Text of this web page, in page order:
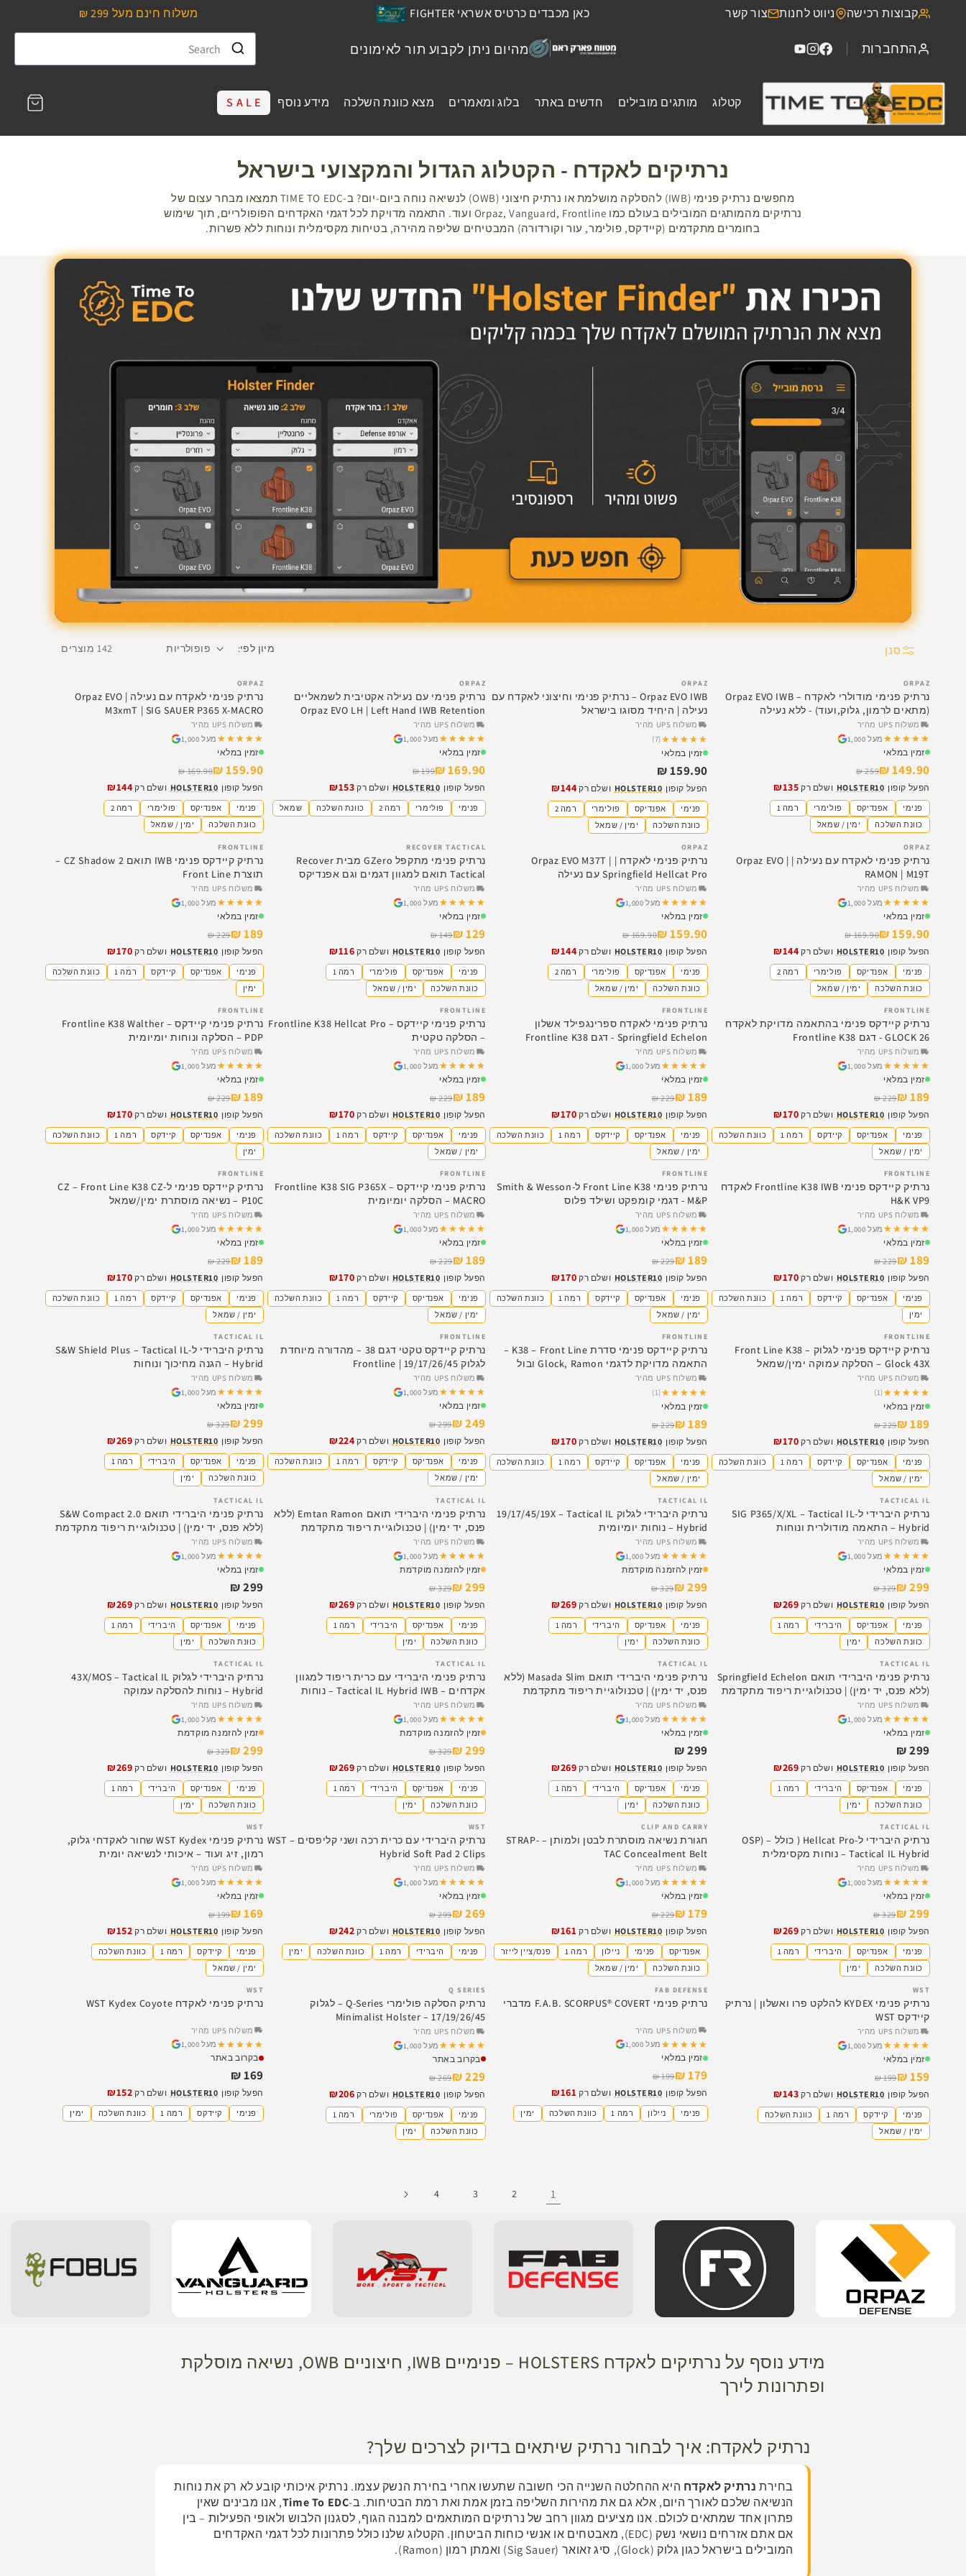
כאן מכבדים כרטיס אשראי FIGHTER משלוח חינם מעל 299 ₪ קבוצות רכישה ניווט לחנות צור קשר
התחברות מהיום ניתן לקבוע תור לאימונים
משלוח UPS עד 48 שעות
דילוג
לתוכן
קטלוג מותגים מובילים חדשים באתר בלוג ומאמרים מצא כוונת השלכה מידע נוסף S A L E
עגלת
קניות
נרתיקים לאקדח - הקטלוג הגדול והמקצועי בישראל
מחפשים נרתיק פנימי (IWB) להסלקה מושלמת או נרתיק חיצוני (OWB) לנשיאה נוחה ביום-יום? ב-TIME TO EDC תמצאו מבחר עצום של
נרתיקים מהמותגים המובילים בעולם כמו Orpaz, Vanguard, Frontline ועוד. התאמה מדויקת לכל דגמי האקדחים הפופולריים, תוך שימוש
בחומרים מתקדמים (קיידקס, פולימר, עור וקורדורה) המבטיחים שליפה מהירה, בטיחות מקסימלית ונוחות ללא פשרות.
סנן מיון לפי: 142 מוצרים
SALE
ORPAZ
נרתיק פנימי מודולרי לאקדח – Orpaz EVO IWB
(מתאים לרמון, גלוק,ועוד) - ללא נעילה
משלוח UPS מהיר
★★★★★
★★★★★ מעל 1,000
זמין במלאי
149.90 ₪
259 ₪
הפעל קופון HOLSTER10 ושלם רק ₪135
פנימי אפנדיקס פולימרי
רמה 1
כוונת השלכה
ימין / שמאל
ORPAZ
Orpaz EVO IWB – נרתיק פנימי וחיצוני לאקדח עם
נעילה | היחיד מסוגו בישראל
משלוח UPS מהיר
★★★★★
★★★★★
(7)
זמין במלאי
159.90 ₪
הפעל קופון HOLSTER10 ושלם רק ₪144
פנימי אפנדיקס פולימרי
רמה 2
כוונת השלכה
ימין / שמאל
SALE
ORPAZ
נרתיק פנימי עם נעילה אקטיבית לשמאליים
Orpaz EVO LH | Left Hand IWB Retention
משלוח UPS מהיר
★★★★★
★★★★★ מעל 1,000
זמין במלאי
169.90 ₪
199 ₪
הפעל קופון HOLSTER10 ושלם רק ₪153
פנימי פולימרי רמה 2 כוונת השלכה שמאל
SALE
ORPAZ
נרתיק פנימי לאקדח עם נעילה | Orpaz EVO
M3xmT | SIG SAUER P365 X-MACRO
משלוח UPS מהיר
★★★★★
★★★★★ מעל 1,000
זמין במלאי
159.90 ₪
169.90 ₪
הפעל קופון HOLSTER10 ושלם רק ₪144
פנימי אפנדיקס פולימרי
רמה 2
כוונת השלכה
ימין / שמאל
SALE
ORPAZ
נרתיק פנימי לאקדח עם נעילה | Orpaz EVO |
RAMON | M19T
משלוח UPS מהיר
★★★★★
★★★★★ מעל 1,000
זמין במלאי
159.90 ₪
169.90 ₪
הפעל קופון HOLSTER10 ושלם רק ₪144
פנימי אפנדיקס פולימרי
רמה 2
כוונת השלכה
ימין / שמאל
SALE
ORPAZ
נרתיק פנימי לאקדח | Orpaz EVO M37T |
Springfield Hellcat Pro עם נעילה
משלוח UPS מהיר
★★★★★
★★★★★ מעל 1,000
זמין במלאי
159.90 ₪
169.90 ₪
הפעל קופון HOLSTER10 ושלם רק ₪144
פנימי אפנדיקס פולימרי
רמה 2
כוונת השלכה
ימין / שמאל
SALE
RECOVER TACTICAL
נרתיק פנימי מתקפל GZero מבית Recover
Tactical תואם למגוון דגמים וגם אפנדיקס
משלוח UPS מהיר
★★★★★
★★★★★ מעל 1,000
זמין במלאי
129 ₪
149 ₪
הפעל קופון HOLSTER10 ושלם רק ₪116
פנימי אפנדיקס פולימרי
רמה 1
כוונת השלכה
ימין / שמאל
SALE
FRONTLINE
נרתיק קיידקס פנימי IWB תואם CZ Shadow 2 –
תוצרת Front Line
משלוח UPS מהיר
★★★★★
★★★★★ מעל 1,000
זמין במלאי
189 ₪
229 ₪
הפעל קופון HOLSTER10 ושלם רק ₪170
פנימי אפנדיקס קיידקס רמה 1
כוונת השלכה
ימין
SALE
FRONTLINE
נרתיק קיידקס פנימי בהתאמה מדויקת לאקדח
GLOCK 26 - דגם Frontline K38
משלוח UPS מהיר
★★★★★
★★★★★ מעל 1,000
זמין במלאי
189 ₪
229 ₪
הפעל קופון HOLSTER10 ושלם רק ₪170
פנימי אפנדיקס קיידקס רמה 1
כוונת השלכה
ימין / שמאל
SALE
FRONTLINE
נרתיק פנימי לאקדח ספרינגפילד אשלון
Springfield Echelon - דגם Frontline K38
משלוח UPS מהיר
★★★★★
★★★★★ מעל 1,000
זמין במלאי
189 ₪
229 ₪
הפעל קופון HOLSTER10 ושלם רק ₪170
פנימי אפנדיקס קיידקס רמה 1
כוונת השלכה
ימין / שמאל
SALE
FRONTLINE
נרתיק פנימי קיידקס – Frontline K38 Hellcat Pro
– הסלקה טקטית
משלוח UPS מהיר
★★★★★
★★★★★ מעל 1,000
זמין במלאי
189 ₪
229 ₪
הפעל קופון HOLSTER10 ושלם רק ₪170
פנימי אפנדיקס קיידקס רמה 1
כוונת השלכה
ימין / שמאל
SALE
FRONTLINE
נרתיק פנימי קיידקס – Frontline K38 Walther
PDP – הסלקה ונוחות יומיומית
משלוח UPS מהיר
★★★★★
★★★★★ מעל 1,000
זמין במלאי
189 ₪
229 ₪
הפעל קופון HOLSTER10 ושלם רק ₪170
פנימי אפנדיקס קיידקס רמה 1
כוונת השלכה
ימין
SALE
FRONTLINE
נרתיק קיידקס פנימי Frontline K38 IWB לאקדח
H&K VP9
משלוח UPS מהיר
★★★★★
★★★★★ מעל 1,000
זמין במלאי
189 ₪
229 ₪
הפעל קופון HOLSTER10 ושלם רק ₪170
פנימי אפנדיקס קיידקס רמה 1
כוונת השלכה
ימין
SALE
FRONTLINE
נרתיק פנימי Front Line K38 ל-Smith & Wesson
M&P - דגמי קומפקט ושילד פלוס
משלוח UPS מהיר
★★★★★
★★★★★ מעל 1,000
זמין במלאי
189 ₪
229 ₪
הפעל קופון HOLSTER10 ושלם רק ₪170
פנימי אפנדיקס קיידקס רמה 1
כוונת השלכה
ימין / שמאל
SALE
FRONTLINE
נרתיק פנימי קיידקס – Frontline K38 SIG P365X
MACRO – הסלקה יומיומית
משלוח UPS מהיר
★★★★★
★★★★★ מעל 1,000
זמין במלאי
189 ₪
229 ₪
הפעל קופון HOLSTER10 ושלם רק ₪170
פנימי אפנדיקס קיידקס רמה 1
כוונת השלכה
ימין / שמאל
SALE
FRONTLINE
נרתיק קיידקס פנימי ל-CZ – Front Line K38 CZ
P10C – נשיאה מוסתרת ימין/שמאל
משלוח UPS מהיר
★★★★★
★★★★★ מעל 1,000
זמין במלאי
189 ₪
229 ₪
הפעל קופון HOLSTER10 ושלם רק ₪170
פנימי אפנדיקס קיידקס רמה 1
כוונת השלכה
ימין / שמאל
SALE
FRONTLINE
נרתיק קיידקס פנימי לגלוק – Front Line K38
Glock 43X – הסלקה עמוקה ימין/שמאל
משלוח UPS מהיר
★★★★★
★★★★★
(1)
זמין במלאי
189 ₪
229 ₪
הפעל קופון HOLSTER10 ושלם רק ₪170
פנימי אפנדיקס קיידקס רמה 1
כוונת השלכה
ימין / שמאל
SALE
FRONTLINE
נרתיק קיידקס פנימי סדרת K38 – Front Line –
התאמה מדויקת לדגמי Glock, Ramon ובול
משלוח UPS מהיר
★★★★★
★★★★★
(1)
זמין במלאי
189 ₪
229 ₪
הפעל קופון HOLSTER10 ושלם רק ₪170
פנימי אפנדיקס קיידקס רמה 1
כוונת השלכה
ימין / שמאל
SALE
FRONTLINE
נרתיק קיידקס טקטי דגם 38 – מהדורה מיוחדת
לגלוק 19/17/26/45 | Frontline
משלוח UPS מהיר
★★★★★
★★★★★ מעל 1,000
זמין במלאי
249 ₪
299 ₪
הפעל קופון HOLSTER10 ושלם רק ₪224
פנימי אפנדיקס קיידקס רמה 1
כוונת השלכה
ימין / שמאל
SALE
TACTICAL IL
נרתיק היברידי ל-S&W Shield Plus – Tactical IL
Hybrid – הגנה מחיכוך ונוחות
משלוח UPS מהיר
★★★★★
★★★★★ מעל 1,000
זמין במלאי
299 ₪
329 ₪
הפעל קופון HOLSTER10 ושלם רק ₪269
פנימי אפנדיקס היברידי
רמה 1
כוונת השלכה
ימין
SALE
TACTICAL IL
נרתיק היברידי ל-SIG P365/X/XL – Tactical IL
Hybrid – התאמה מודולרית ונוחות
משלוח UPS מהיר
★★★★★
★★★★★ מעל 1,000
זמין במלאי
299 ₪
329 ₪
הפעל קופון HOLSTER10 ושלם רק ₪269
פנימי אפנדיקס היברידי
רמה 1
כוונת השלכה
ימין
SALE
TACTICAL IL
נרתיק היברידי לגלוק 19/17/45/19X – Tactical IL
Hybrid – נוחות יומיומית
משלוח UPS מהיר
★★★★★
★★★★★ מעל 1,000
זמין להזמנה מוקדמת
299 ₪
329 ₪
הפעל קופון HOLSTER10 ושלם רק ₪269
פנימי אפנדיקס היברידי
רמה 1
כוונת השלכה
ימין
SALE
TACTICAL IL
נרתיק פנימי היברידי תואם Emtan Ramon (ללא
פנס, יד ימין) | טכנולוגיית ריפוד מתקדמת
משלוח UPS מהיר
★★★★★
★★★★★ מעל 1,000
זמין להזמנה מוקדמת
299 ₪
329 ₪
הפעל קופון HOLSTER10 ושלם רק ₪269
פנימי אפנדיקס היברידי
רמה 1
כוונת השלכה
ימין
TACTICAL IL
נרתיק פנימי היברידי תואם S&W Compact 2.0
(ללא פנס, יד ימין) | טכנולוגיית ריפוד מתקדמת
משלוח UPS מהיר
★★★★★
★★★★★ מעל 1,000
זמין במלאי
299 ₪
הפעל קופון HOLSTER10 ושלם רק ₪269
פנימי אפנדיקס היברידי
רמה 1
כוונת השלכה
ימין
TACTICAL IL
נרתיק פנימי היברידי תואם Springfield Echelon
(ללא פנס, יד ימין) | טכנולוגיית ריפוד מתקדמת
משלוח UPS מהיר
★★★★★
★★★★★ מעל 1,000
זמין במלאי
299 ₪
הפעל קופון HOLSTER10 ושלם רק ₪269
פנימי אפנדיקס היברידי
רמה 1
כוונת השלכה
ימין
TACTICAL IL
נרתיק פנימי היברידי תואם Masada Slim (ללא
פנס, יד ימין) | טכנולוגיית ריפוד מתקדמת
משלוח UPS מהיר
★★★★★
★★★★★ מעל 1,000
זמין במלאי
299 ₪
הפעל קופון HOLSTER10 ושלם רק ₪269
פנימי אפנדיקס היברידי
רמה 1
כוונת השלכה
ימין
SALE
TACTICAL IL
נרתיק פנימי היברידי עם כרית ריפוד למגוון
אקדחים – Tactical IL Hybrid IWB – נוחות
מקסימלית והסלקה מלאה
משלוח UPS מהיר
★★★★★
★★★★★ מעל 1,000
זמין להזמנה מוקדמת
299 ₪
329 ₪
הפעל קופון HOLSTER10 ושלם רק ₪269
פנימי אפנדיקס היברידי
רמה 1
כוונת השלכה
ימין
SALE
TACTICAL IL
נרתיק היברידי לגלוק 43X/MOS – Tactical IL
Hybrid – נוחות להסלקה עמוקה
משלוח UPS מהיר
★★★★★
★★★★★ מעל 1,000
זמין להזמנה מוקדמת
299 ₪
329 ₪
הפעל קופון HOLSTER10 ושלם רק ₪269
פנימי אפנדיקס היברידי
רמה 1
כוונת השלכה
ימין
SALE
TACTICAL IL
נרתיק היברידי ל-Hellcat Pro ( כולל OSP) –
Tactical IL Hybrid – נוחות מקסימלית
משלוח UPS מהיר
★★★★★
★★★★★ מעל 1,000
זמין במלאי
299 ₪
329 ₪
הפעל קופון HOLSTER10 ושלם רק ₪269
פנימי אפנדיקס היברידי
רמה 1
כוונת השלכה
ימין
SALE
CLIP AND CARRY
חגורת נשיאה מוסתרת לבטן ולמותן – STRAP-
TAC Concealment Belt
משלוח UPS מהיר
★★★★★
★★★★★ מעל 1,000
זמין במלאי
179 ₪
229 ₪
הפעל קופון HOLSTER10 ושלם רק ₪161
אפנדיקס פנימי ניילון רמה 1
פנס/ציין לייזר
כוונת השלכה
ימין / שמאל
SALEWST
נרתיק היברידי עם כרית רכה ושני קליפסים – WST
Hybrid Soft Pad 2 Clips
משלוח UPS מהיר
★★★★★
★★★★★ מעל 1,000
זמין במלאי
269 ₪
299 ₪
הפעל קופון HOLSTER10 ושלם רק ₪242
פנימי היברידי רמה 1 כוונת השלכה ימין
SALEWST
נרתיק פנימי WST Kydex שחור לאקדחי גלוק,
רמון, זיג ועוד – איכותי לנשיאה יומית
משלוח UPS מהיר
★★★★★
★★★★★ מעל 1,000
זמין במלאי
169 ₪
199 ₪
הפעל קופון HOLSTER10 ושלם רק ₪152
פנימי קיידקס רמה 1
כוונת השלכה
ימין / שמאל
SALEWST
נרתיק פנימי KYDEX להלקט פרו ואשלון | נרתיק
קיידקס WST
משלוח UPS מהיר
★★★★★
★★★★★ מעל 1,000
זמין במלאי
159 ₪
199 ₪
הפעל קופון HOLSTER10 ושלם רק ₪143
פנימי קיידקס רמה 1
כוונת השלכה
ימין / שמאל
SALE
FAB DEFENSE
נרתיק פנימי F.A.B. SCORPUS® COVERT מדברי
משלוח UPS מהיר
★★★★★
★★★★★ מעל 1,000
זמין במלאי
179 ₪
199 ₪
הפעל קופון HOLSTER10 ושלם רק ₪161
פנימי ניילון רמה 1 כוונת השלכה ימין
Q SERIES
נרתיק הסלקה פולימרי Q-Series – לגלוק
17/19/26/45 – Minimalist Holster
משלוח UPS מהיר
★★★★★
★★★★★ מעל 1,000
בקרוב באתר
229 ₪
269 ₪
הפעל קופון HOLSTER10 ושלם רק ₪206
פנימי אפנדיקס פולימרי
רמה 1
כוונת השלכה
ימין
אזל
WST
נרתיק פנימי לאקדח WST Kydex Coyote
משלוח UPS מהיר
★★★★★
★★★★★ מעל 1,000
בקרוב באתר
169 ₪
הפעל קופון HOLSTER10 ושלם רק ₪152
פנימי קיידקס רמה 1 כוונת השלכה ימין
1
2
3
4
מידע נוסף על נרתיקים לאקדח HOLSTERS – פנימיים IWB, חיצוניים OWB, נשיאה מוסלקת
ופתרונות לירך
נרתיק לאקדח: איך לבחור נרתיק שיתאים בדיוק לצרכים שלך?
בחירת נרתיק לאקדח היא ההחלטה השנייה הכי חשובה שתעשו אחרי בחירת הנשק עצמו. נרתיק איכותי קובע לא רק את נוחות
הנשיאה שלכם לאורך היום, אלא גם את מהירות השליפה בזמן אמת ואת רמת הבטיחות. ב-Time To EDC, אנו מבינים שאין
פתרון אחד שמתאים לכולם. אנו מציעים מגוון רחב של נרתיקים המותאמים למבנה הגוף, לסגנון הלבוש ולאופי הפעילות – בין
אם אתם אזרחים נושאי נשק (EDC), מאבטחים או אנשי כוחות הביטחון. הקטלוג שלנו כולל פתרונות לכל דגמי האקדחים
המובילים בישראל כגון גלוק (Glock), סיג זאואר (Sig Sauer) ואמתן רמון (Ramon).